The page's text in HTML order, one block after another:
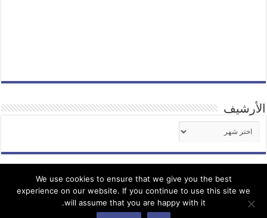
الأرشيف
اخبار كنيسة المشرق الآشورية
We use cookies to ensure that we give you the best
experience on our website. If you continue to use this site we
will assume that you are happy with it.